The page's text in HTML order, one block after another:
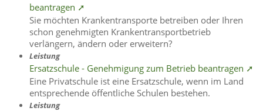
beantragen ➚
Sie möchten Krankentransporte betreiben oder Ihren
schon genehmigten Krankentransportbetrieb
verlängern, ändern oder erweitern?
Leistung
Ersatzschule - Genehmigung zum Betrieb beantragen ➚
Eine Privatschule ist eine Ersatzschule, wenn im Land
entsprechende öffentliche Schulen bestehen.
Leistung